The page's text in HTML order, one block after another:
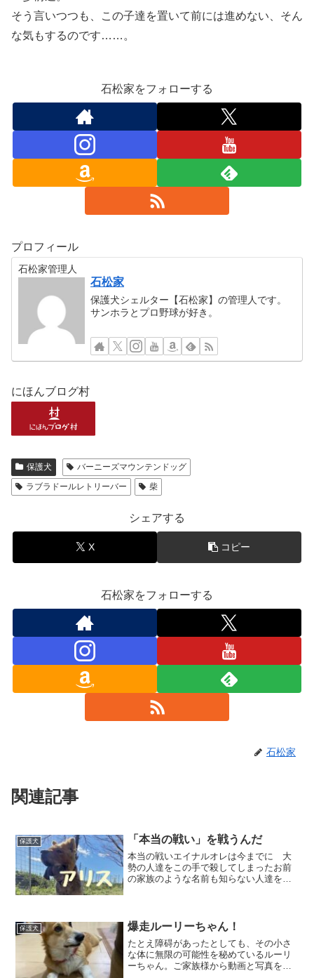
そう言いつつも、この子達を置いて前には進めない、そん
な気もするのです……。
石松家をフォローする
プロフィール
石松家管理人
石松家
保護犬シェルター【石松家】の管理人です。
サンホラとプロ野球が好き。
にほんブログ村
保護犬
バーニーズマウンテンドッグ
ラブラドールレトリーバー
柴
シェアする
X コピー
石松家をフォローする
石松家
関連記事
保護犬 「本当の戦い」を戦うんだ
本当の戦いエイナルオレは今までに 大
勢の人達をこの手で殺してしまったお前
の家族のような名前も知らない人達を何
力と決別するんだ生まれ変...
保護犬 爆走ルーリーちゃん！
たとえ障碍があったとしても、その小さ
な体に無限の可能性を秘めているルーリ
ーちゃん。ご家族様から動画と写真をい